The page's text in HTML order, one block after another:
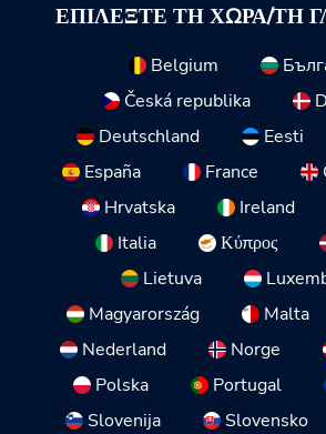
ΕΠΙΛΈΞΤΕ ΤΗ ΧΏΡΑ/ΤΗ
Belgium
Česká republika
Deutschland
Eesti
España
France
Hrvatska
Ireland
Italia
Κύπρος
Lietuva
Magyarország
Malta
Nederland
Norge
Polska
Portugal
Slovenija
Slovensko